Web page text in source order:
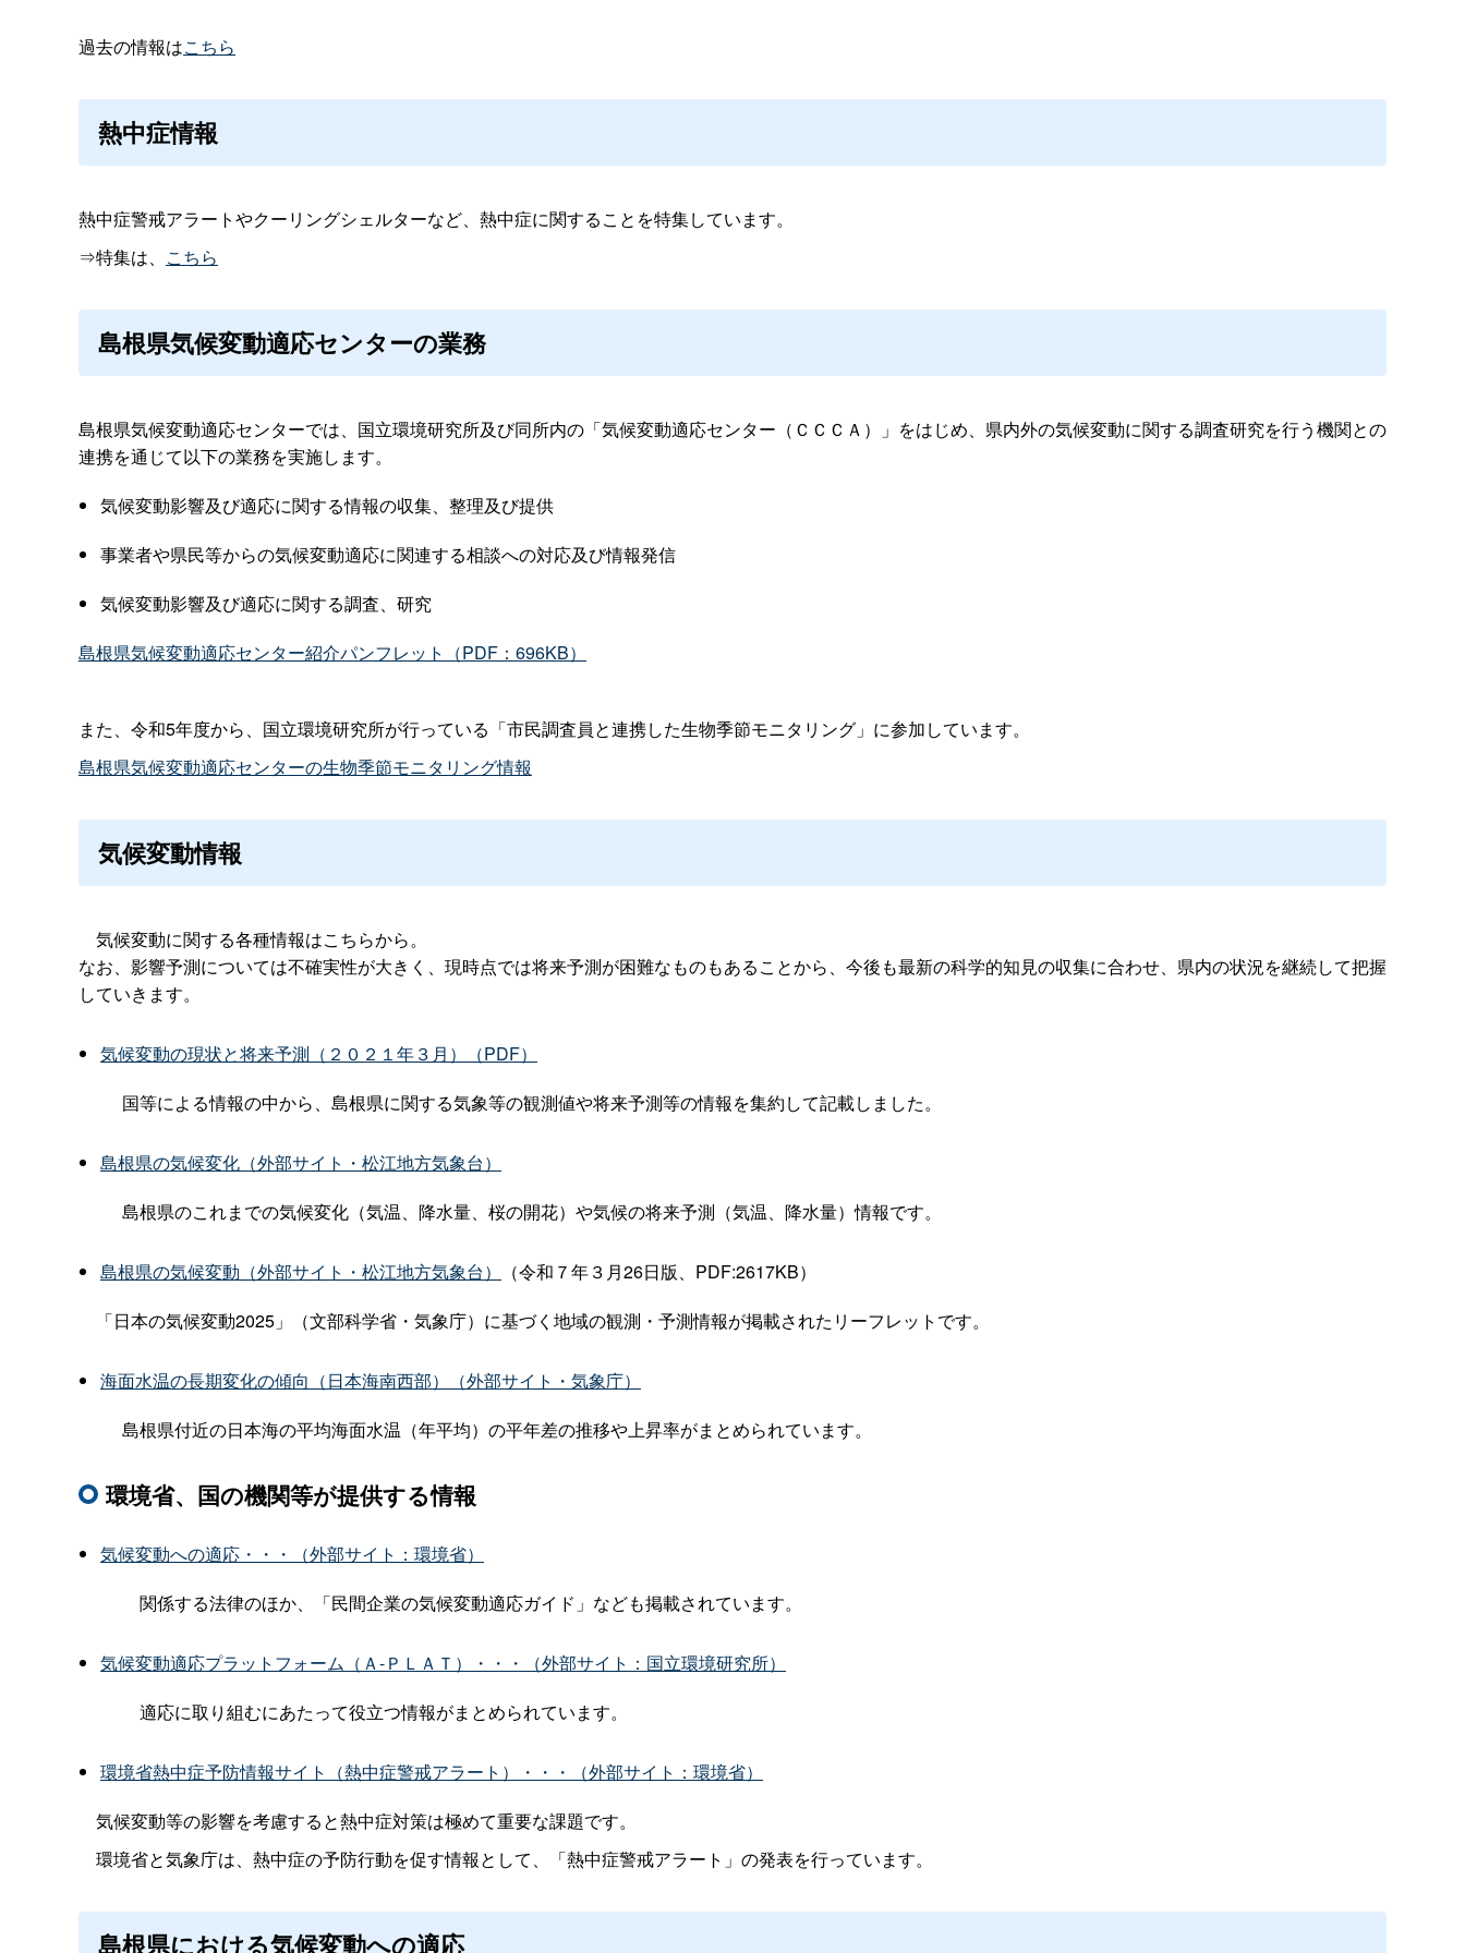
過去の情報はこちら
熱中症情報
熱中症警戒アラートやクーリングシェルターなど、熱中症に関することを特集しています。
⇒特集は、 こちら
島根県気候変動適応センターの業務
島根県気候変動適応センターでは、国立環境研究所及び同所内の「気候変動適応センター（ＣＣＣＡ）」をはじめ、県内外の気候変動に関する調査研究を行う機関との
連携を通じて以下の業務を実施します。
気候変動影響及び適応に関する情報の収集、整理及び提供
事業者や県民等からの気候変動適応に関連する相談への対応及び情報発信
気候変動影響及び適応に関する調査、研究
島根県気候変動適応センター紹介パンフレット（PDF：696KB）
また、令和5年度から、国立環境研究所が行っている「市民調査員と連携した生物季節モニタリング」に参加しています。
島根県気候変動適応センターの生物季節モニタリング情報
気候変動情報
気候変動に関する各種情報はこちらから。
なお、影響予測については不確実性が大きく、現時点では将来予測が困難なものもあることから、今後も最新の科学的知見の収集に合わせ、県内の状況を継続して把握
していきます。
気候変動の現状と将来予測（２０２１年３月）（PDF）
国等による情報の中から、島根県に関する気象等の観測値や将来予測等の情報を集約して記載しました。
島根県の気候変化（外部サイト・松江地方気象台）
島根県のこれまでの気候変化（気温、降水量、桜の開花）や気候の将来予測（気温、降水量）情報です。
島根県の気候変動（外部サイト・松江地方気象台）
（令和７年３月26日版、PDF:2617KB）
「日本の気候変動2025」（文部科学省・気象庁）に基づく地域の観測・予測情報が掲載されたリーフレットです。
海面水温の長期変化の傾向（日本海南西部）（外部サイト・気象庁）
島根県付近の日本海の平均海面水温（年平均）の平年差の推移や上昇率がまとめられています。
環境省、国の機関等が提供する情報
気候変動への適応・・・（外部サイト：環境省）
関係する法律のほか、「民間企業の気候変動適応ガイド」なども掲載されています。
気候変動適応プラットフォーム（Ａ-ＰＬＡＴ）・・・（外部サイト：国立環境研究所）
適応に取り組むにあたって役立つ情報がまとめられています。
環境省熱中症予防情報サイト（熱中症警戒アラート）・・・（外部サイト：環境省）
気候変動等の影響を考慮すると熱中症対策は極めて重要な課題です。
環境省と気象庁は、熱中症の予防行動を促す情報として、「熱中症警戒アラート」の発表を行っています。
島根県における気候変動への適応